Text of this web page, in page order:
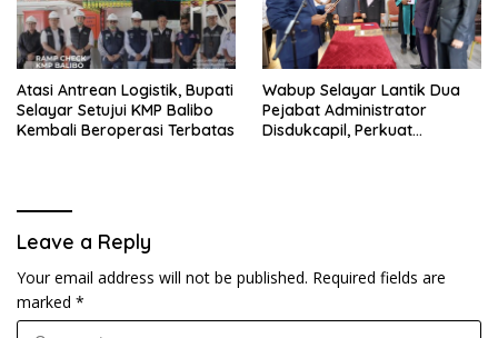
Atasi Antrean Logistik, Bupati
Selayar Setujui KMP Balibo
Kembali Beroperasi Terbatas
Wabup Selayar Lantik Dua
Pejabat Administrator
Disdukcapil, Perkuat
Leave a Reply
Your email address will not be published. Required fields are
marked *